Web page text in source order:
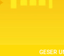
GESER